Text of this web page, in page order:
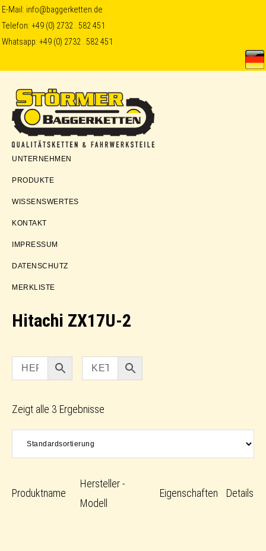
Skip
to
primary
navigation
Skip
to
content
Skip
to
E-Mail: info@baggerketten.de
Telefon:+49 (0) 2732 . 582 451
Whatsapp:+49 (0) 2732 . 582 451
Störmer
UNTERNEHMEN
PRODUKTE
WISSENSWERTES
KONTAKT
IMPRESSUM
DATENSCHUTZ
MERKLISTE
Hitachi ZX17U-2
Zeigt alle 3 Ergebnisse
Produktname
Hersteller -
Modell
Eigenschaften Details